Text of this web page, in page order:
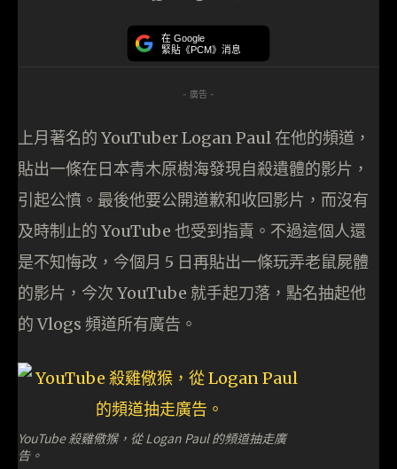
在 Google
緊貼《PCM》消息
- 廣告 -
上月著名的 YouTuber Logan Paul 在他的頻道，
貼出一條在日本青木原樹海發現自殺遺體的影片，
引起公憤。最後他要公開道歉和收回影片，而沒有
及時制止的 YouTube 也受到指責。不過這個人還
是不知悔改，今個月 5 日再貼出一條玩弄老鼠屍體
的影片，今次 YouTube 就手起刀落，點名抽起他
的 Vlogs 頻道所有廣告。
YouTube 殺雞儆猴，從 Logan Paul 的頻道抽走廣
告。